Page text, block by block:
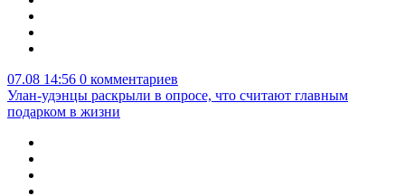
07.08 14:56 0 комментариев
Улан-удэнцы раскрыли в опросе, что считают главным
подарком в жизни